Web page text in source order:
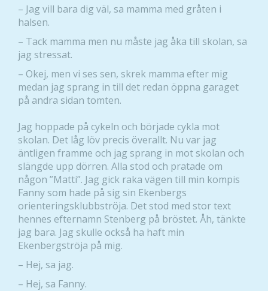
– Jag vill bara dig väl, sa mamma med gråten i
halsen.
– Tack mamma men nu måste jag åka till skolan, sa
jag stressat.
– Okej, men vi ses sen, skrek mamma efter mig
medan jag sprang in till det redan öppna garaget
på andra sidan tomten.
Jag hoppade på cykeln och började cykla mot
skolan. Det låg löv precis överallt. Nu var jag
äntligen framme och jag sprang in mot skolan och
slängde upp dörren. Alla stod och pratade om
någon ”Matti”. Jag gick raka vägen till min kompis
Fanny som hade på sig sin Ekenbergs
orienteringsklubbströja. Det stod med stor text
hennes efternamn Stenberg på bröstet. Åh, tänkte
jag bara. Jag skulle också ha haft min
Ekenbergströja på mig.
– Hej, sa jag.
– Hej, sa Fanny.